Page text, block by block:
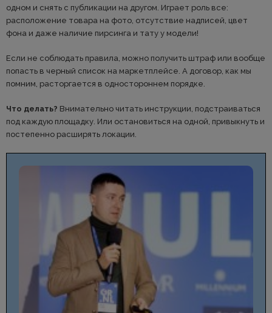
одном и снять с публикации на другом. Играет роль все:
расположение товара на фото, отсутствие надписей, цвет
фона и даже наличие пирсинга и тату у модели!
Если не соблюдать правила, можно получить штраф или вообще
попасть в черный список на маркетплейсе. А договор, как мы
помним, расторгается в одностороннем порядке.
Что делать? Внимательно читать инструкции, подстраиваться
под каждую площадку. Или остановиться на одной, привыкнуть и
постепенно расширять локации.